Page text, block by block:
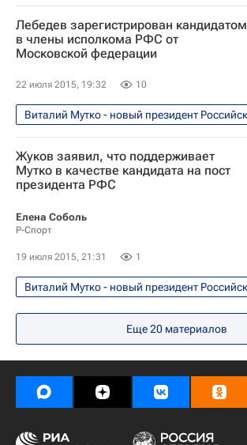
Футбол
Спорт
Виталий Мутко
Российский футбольный союз (РФС)
Лебедев зарегистрирован кандидатом
в члены исполкома РФС от
Московской федерации
22 июля 2015, 19:32 10
Футбол
Спорт
Российский футбольный союз (РФС)
Игорь Лебедев
Жуков заявил, что поддерживает
Мутко в качестве кандидата на пост
президента РФС
Елена Соболь
Р-Спорт
19 июля 2015, 21:31 1
Футбол
Спорт
Виталий Мутко
Российский футбольный союз (РФС)
Александр Жуков
Олимпийский комитет России (ОКР)
Еще20 материалов